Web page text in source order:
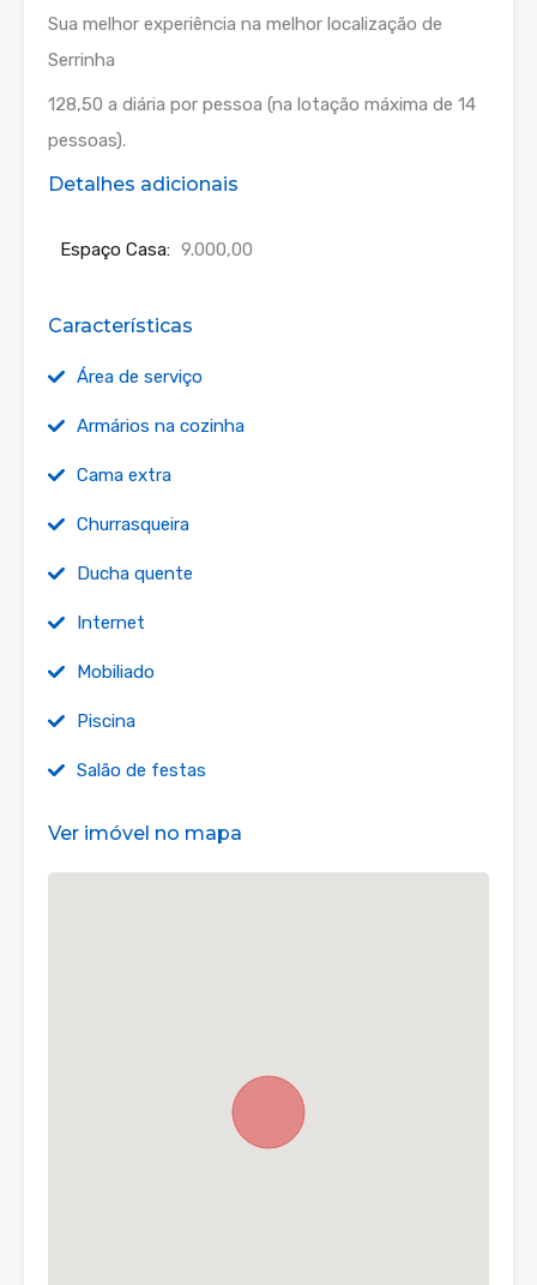
Sua melhor experiência na melhor localização de
Serrinha
128,50 a diária por pessoa (na lotação máxima de 14
pessoas).
Detalhes adicionais
Espaço Casa: 9.000,00
Características
Área de serviço
Armários na cozinha
Cama extra
Churrasqueira
Ducha quente
Internet
Mobiliado
Piscina
Salão de festas
Ver imóvel no mapa